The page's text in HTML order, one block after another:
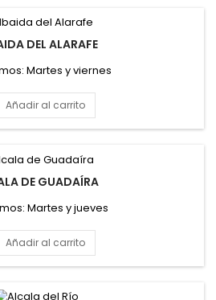
DEL ALARAFE
Martes y viernes
Añadir al carrito
DE GUADAÍRA
Martes y jueves
Añadir al carrito